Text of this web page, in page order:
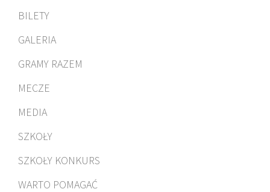
BILETY
GALERIA
GRAMY RAZEM
MECZE
MEDIA
SZKOŁY
SZKOŁY KONKURS
WARTO POMAGAĆ